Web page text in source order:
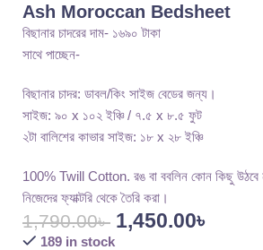
Ash Moroccan Bedsheet
বিছানার চাদরের দাম- ১৬৯০ টাকা
সাথে পাচ্ছেন-
বিছানার চাদর: ডাবল/কিং সাইজ বেডের জন্য।
সাইজ: ৯০ x ১০২ ইঞ্চি / ৭.৫ x ৮.৫ ফুট
২টা বালিশের কাভার সাইজ: ১৮ x ২৮ ইঞ্চি
100% Twill Cotton. রঙ বা ববলিন কোন কিছু উঠবে
নিজেদের ফ্যাক্টরি থেকে তৈরি করা।
1,790.00৳ 1,450.00৳
189 in stock